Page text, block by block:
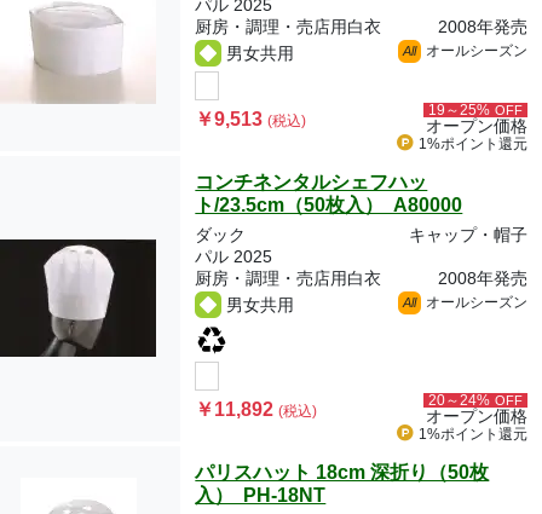
パル 2025
厨房・調理・売店用白衣
2008年発売
男女共用
All オールシーズン
￥9,513(税込)
19～25% OFF
オープン価格
1%ポイント 還元
コンチネンタルシェフハッ
ト/23.5cm（50枚入） A80000
ダック
キャップ・帽子
パル 2025
厨房・調理・売店用白衣
2008年発売
男女共用
All オールシーズン
￥11,892(税込)
20～24% OFF
オープン価格
1%ポイント 還元
パリスハット 18cm 深折り（50枚
入） PH-18NT